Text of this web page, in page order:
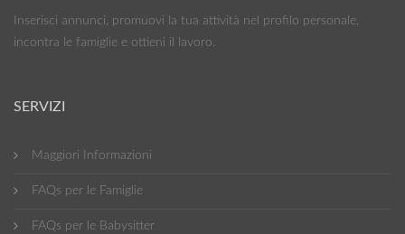
Inserisci annunci, promuovi la tua attività nel profilo personale,
incontra le famiglie e ottieni il lavoro.
SERVIZI
Maggiori Informazioni
FAQs per le Famiglie
FAQs per le Babysitter